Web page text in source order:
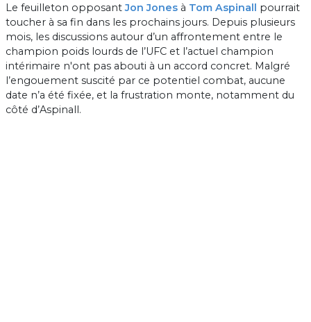
Le feuilleton opposantJon Jones à Tom Aspinall pourrait
toucher à sa fin dans les prochains jours. Depuis plusieurs
mois, les discussions autour d’un affrontement entre le
champion poids lourds de l’UFC et l’actuel champion
intérimaire n'ont pas abouti à un accord concret. Malgré
l’engouement suscité par ce potentiel combat, aucune
date n’a été fixée, et la frustration monte, notamment du
côté d’Aspinall.